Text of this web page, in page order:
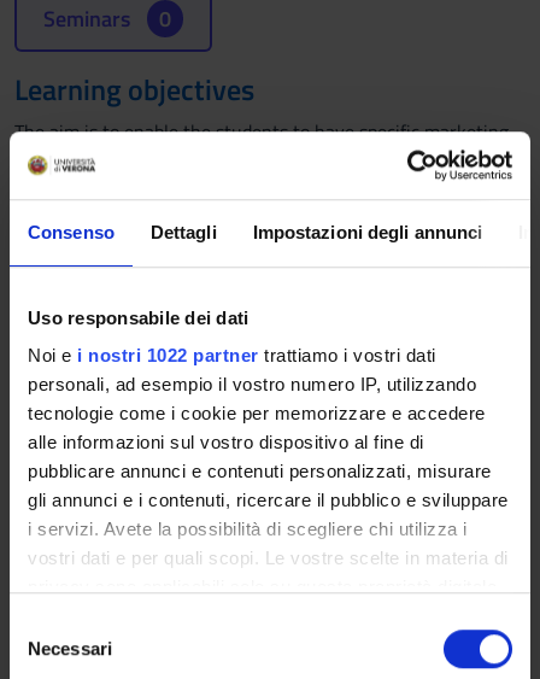
Consenso Dettagli Impostazioni degli annunci
Uso responsabile dei dati
Noi e i nostri 1022 partner trattiamo i vostri dati
personali, ad esempio il vostro numero IP, utilizzando
tecnologie come i cookie per memorizzare e accedere
alle informazioni sul vostro dispositivo al fine di
pubblicare annunci e contenuti personalizzati, misurare
gli annunci e i contenuti, ricercare il pubblico e sviluppare
i servizi. Avete la possibilità di scegliere chi utilizza i
vostri dati e per quali scopi. Le vostre scelte in materia di
modificare o revocare il proprio consenso in qualsiasi
momento dalla Dichiarazione sui cookie o facendo clic
Necessari
Seminars 0
Learning objectives
The aim is to enable the students to have specific marketing
competencies at the analytical, strategic and operational
levels. The student can draw up a marketing plan managing
the main strategic and operational marketing tools. Several
case studies at a national and international level will be
analysed. A team project will be realized within the course to
develop a marketing plan. Such project work will enable
students with relational and communication skills, improving
their interaction with other students to face and manage
complex case studies together.
Program
Introduction to the course
- The nature of marketing
The global marketing environment
The strategic marketing plan
Understanding customer behaviour
Marketing research and customer knowledge